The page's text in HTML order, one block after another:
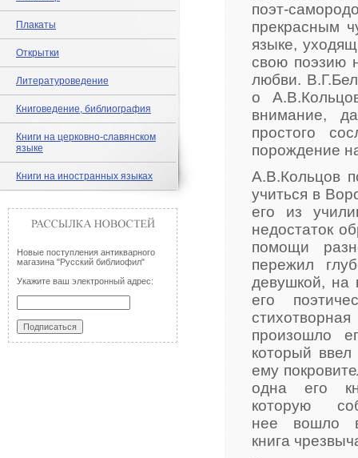
Плакаты
Открытки
Литературоведение
Книговедение, библиография
Книги на церковно-славянском
языке
Книги на иностранных языках
Новые поступления антикварного
магазина "Русский библиофил"
Укажите ваш электронный адрес:
поэт-
прекрасным
языке,
свою поэзию
любви.
о
внимание,
простого
порождение
А.В.Кольцов
учиться в
его из
недостаток
помощи
пережил
девушкой, на
его
произошло
который
ему
одна его
которую
нее вошло
книга